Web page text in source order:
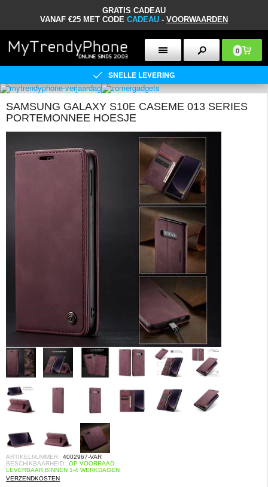
GRATIS CADEAU
VANAF €25 MET CODE CADEAU - VOORWAARDEN
0
SNELLE LEVERING
SAMSUNG GALAXY S10E CASEME 013 SERIES
PORTEMONNEE HOESJE
ARTIKELNUMMER: 4002967-VAR
BESCHIKBAARHEID: OP VOORRAAD.
LEVERBAAR BINNEN 1-4 WERKDAGEN
VERZENDKOSTEN